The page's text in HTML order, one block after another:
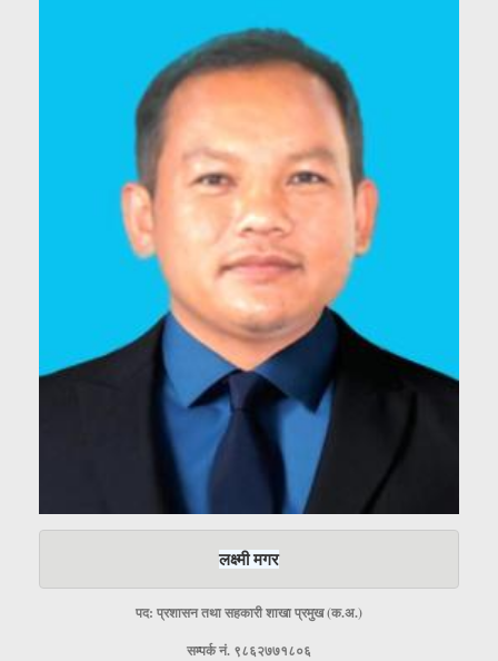
लक्ष्मी मगर
पद: प्रशासन तथा सहकारी शाखा प्रमुख (क.अ.)
सम्पर्क नं. ९८६२७७१८०६